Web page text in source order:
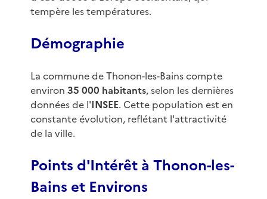
tempère les températures.
Démographie
La commune de Thonon-les-Bains compte
environ 35 000 habitants, selon les dernières
données de l'INSEE. Cette population est en
constante évolution, reflétant l'attractivité
de la ville.
Points d'Intérêt à Thonon-les-
Bains et Environs